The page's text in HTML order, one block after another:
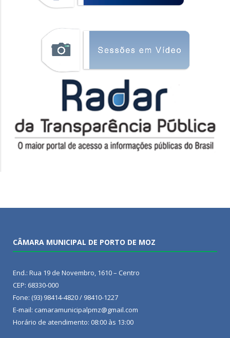
CÂMARA MUNICIPAL DE PORTO DE MOZ
End.: Rua 19 de Novembro, 1610 – Centro
CEP: 68330-000
Fone: (93) 98414-4820 / 98410-1227
E-mail: camaramunicipalpmz@gmail.com
Horário de atendimento: 08:00 às 13:00